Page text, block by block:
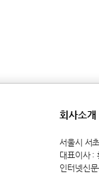
회사소개
서울시 서
대표이사 :
인터넷신